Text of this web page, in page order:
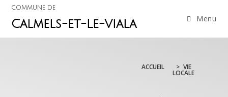
COMMUNE DE
Calmels-et-Le-Viala Menu
ACCUEIL > VIE
LOCALE